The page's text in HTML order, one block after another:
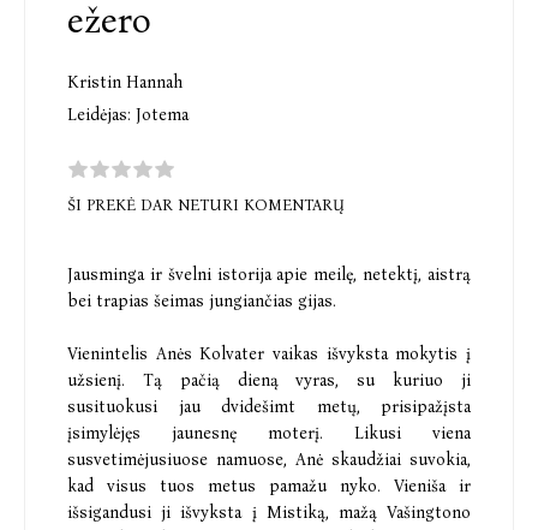
ežero
Kristin Hannah
Leidėjas: Jotema
ŠI PREKĖ DAR NETURI KOMENTARŲ
Jausminga ir švelni istorija apie meilę, netektį, aistrą
bei trapias šeimas jungiančias gijas.
Vienintelis Anės Kolvater vaikas išvyksta mokytis į
užsienį. Tą pačią dieną vyras, su kuriuo ji
susituokusi jau dvidešimt metų, prisipažįsta
įsimylėjęs jaunesnę moterį. Likusi viena
susvetimėjusiuose namuose, Anė skaudžiai suvokia,
kad visus tuos metus pamažu nyko. Vieniša ir
išsigandusi ji išvyksta į Mistiką, mažą Vašingtono